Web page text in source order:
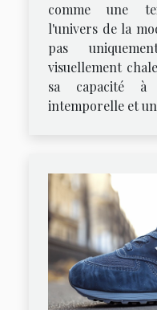
comme une
l'univers de la
pas
visuellement
sa capacité à
intemporelle et